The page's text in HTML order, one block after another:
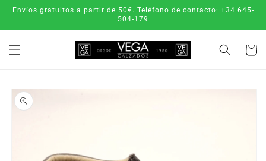
directamente
Envíos gratuitos a partir de 50€. Teléfono de contacto: +34 645-
504-179
Carrito
directamente
a la
información